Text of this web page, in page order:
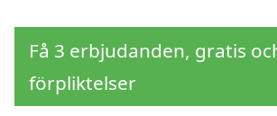
Få 3 erbjudanden, gratis
förpliktelser